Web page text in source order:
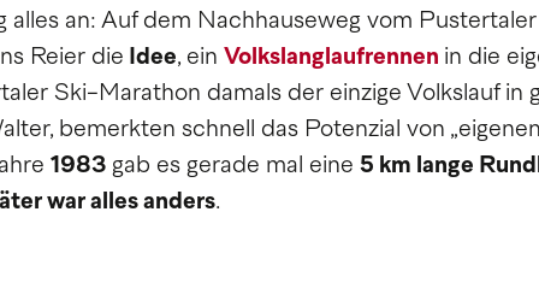
alles an: Auf dem Nachhauseweg vom
Reier die Idee, ein Volkslanglaufrennen in die
Ski-Marathon damals der einzige Volkslauf in
bemerkten schnell das Potenzial von
1983 gab es gerade mal eine 5 km lange
war alles anders.